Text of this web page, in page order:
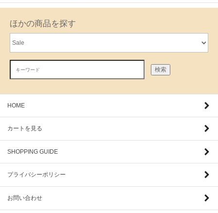
ほかの商品を探す
検索
HOME
カートを見る
SHOPPING GUIDE
プライバシーポリシー
お問い合わせ